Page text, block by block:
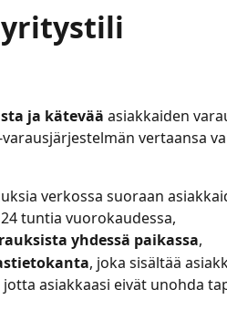
yritystili
ja kätevää asiakkaiden
vertaansa
verkossa suoraan
tuntia vuorokaudessa,
yhdessä paikassa,
, joka sisältää
jotta asiakkaasi eivät unohda